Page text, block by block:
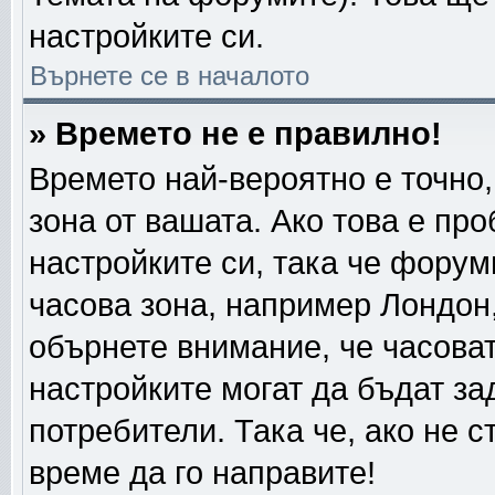
настройките си.
Върнете се в началото
» Времето не е правилно!
Времето най-вероятно е
зона от вашата. Ако това е
настройките си, така че
часова зона, например
обърнете внимание, че
настройките могат да бъдат
потребители. Така че, ако не
време да го направите!